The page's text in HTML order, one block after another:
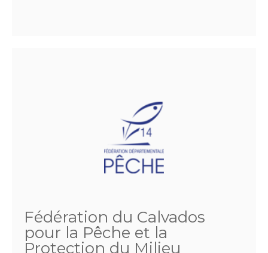
Fédération du Calvados
pour la Pêche et la
Protection du Milieu